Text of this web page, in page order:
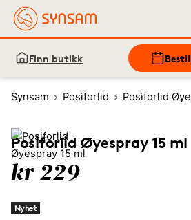
Finn butikk
Synsam Posiforlid Posiforlid
Posiforlid Øyespray 15 ml
kr 229
Nyhet